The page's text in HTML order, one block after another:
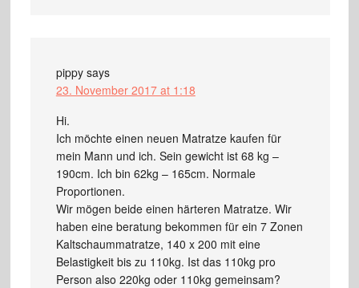
pippy says
23. November 2017 at 1:18
Hi.
Ich möchte einen neuen Matratze kaufen für
mein Mann und ich. Sein gewicht ist 68 kg –
190cm. Ich bin 62kg – 165cm. Normale
Proportionen.
Wir mögen beide einen härteren Matratze. Wir
haben eine beratung bekommen für ein 7 Zonen
Kaltschaummatratze, 140 x 200 mit eine
Belastigkeit bis zu 110kg. Ist das 110kg pro
Person also 220kg oder 110kg gemeinsam?